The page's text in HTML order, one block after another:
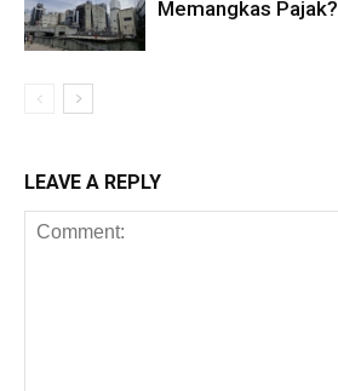
Memangkas Pajak?
LEAVE A REPLY